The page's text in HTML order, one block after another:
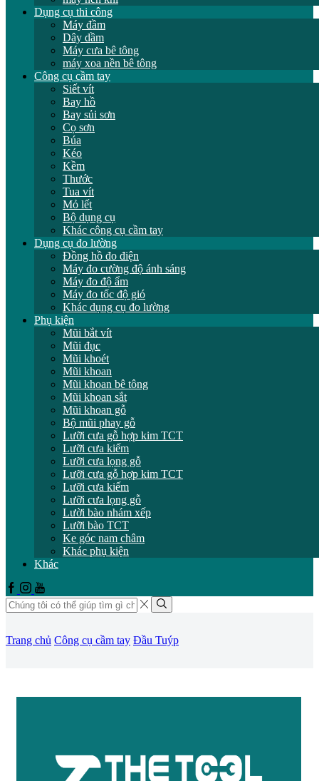
Dụng cụ thi công
Máy đầm
Dây dầm
Máy cưa bê tông
máy xoa nền bê tông
Công cụ cầm tay
Siết vít
Bay hồ
Bay sủi sơn
Cọ sơn
Búa
Kéo
Kềm
Thước
Tua vít
Mỏ lết
Bộ dụng cụ
Khác công cụ cầm tay
Dụng cụ đo lường
Đồng hồ đo điện
Máy đo cường độ ánh sáng
Máy đo độ ẩm
Máy đo tốc độ gió
Khác dụng cụ đo lường
Phụ kiện
Mũi bắt vít
Mũi đục
Mũi khoét
Mũi khoan
Mũi khoan bê tông
Mũi khoan sắt
Mũi khoan gỗ
Bộ mũi phay gỗ
Lưỡi cưa gỗ hợp kim TCT
Lưỡi cưa kiếm
Lưỡi cưa lọng gỗ
Lưỡi cưa gỗ hợp kim TCT
Lưỡi cưa kiếm
Lưỡi cưa lọng gỗ
Lười bào nhám xếp
Lưỡi bào TCT
Ke góc nam châm
Khác phụ kiện
Khác
Facebook
Instagram
Youtube
Trường
tìm
Tìm
Trang chủ Công cụ cầm tay Đầu Tuýp